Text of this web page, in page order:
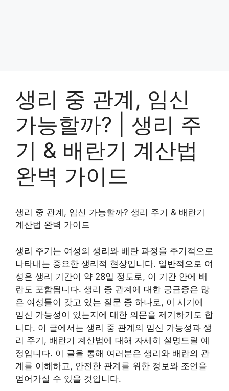
생리 중 관계, 임신
가능할까? | 생리 주
기 & 배란기 계산법
완벽 가이드
생리 중 관계, 임신 가능할까? 생리 주기 & 배란기
계산법 완벽 가이드
생리 주기는 여성의 생리와 배란 과정을 주기적으로
나타내는 중요한 생리적 현상입니다. 일반적으로 여
성은 생리 기간이 약 28일 정도로, 이 기간 안에 배
란도 포함됩니다. 생리 중 관계에 대한 궁금증은 많
은 여성들이 갖고 있는 질문 중 하나로, 이 시기에
임신 가능성이 있는지에 대한 의문을 제기하기도 합
니다. 이 글에서는 생리 중 관계의 임신 가능성과 생
리 주기, 배란기 계산법에 대해 자세히 설명드릴 예
정입니다. 이 글을 통해 여러분은 생리와 배란의 관
계를 이해하고, 안전한 관계를 위한 정보와 조언을
얻어가실 수 있을 것입니다.